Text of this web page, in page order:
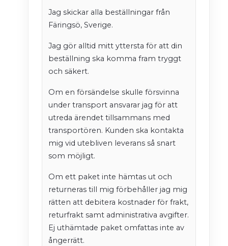
Jag skickar alla beställningar från
Färingsö, Sverige.
Jag gör alltid mitt yttersta för att din
beställning ska komma fram tryggt
och säkert.
Om en försändelse skulle försvinna
under transport ansvarar jag för att
utreda ärendet tillsammans med
transportören. Kunden ska kontakta
mig vid utebliven leverans så snart
som möjligt.
Om ett paket inte hämtas ut och
returneras till mig förbehåller jag mig
rätten att debitera kostnader för frakt,
returfrakt samt administrativa avgifter.
Ej uthämtade paket omfattas inte av
ångerrätt.